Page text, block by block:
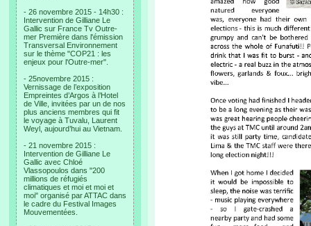
- 26 novembre 2015 - 14h30 :
Intervention de Gilliane Le
Gallic sur France Tv Outre-
mer Première dans l'émission
Transversal Environnement
sur le thème "COP21 : les
enjeux pour l'Outre-mer".
- 25novembre 2015 :
Vernissage de l’exposition
Empreintes d’Argos à l’Hotel
de Ville, invitées par un de nos
plus anciens membres qui fit
le voyage à Tuvalu, Laurent
Weyl, aujourd’hui au Vietnam.
- 21 novembre 2015 :
Intervention de Gilliane Le
Gallic avec Chloé
Vlassopoulos dans "200
millions de réfugiés
climatiques et moi et moi et
moi" organisé par ATTAC dans
le cadre du Festival Images
Mouvementées.